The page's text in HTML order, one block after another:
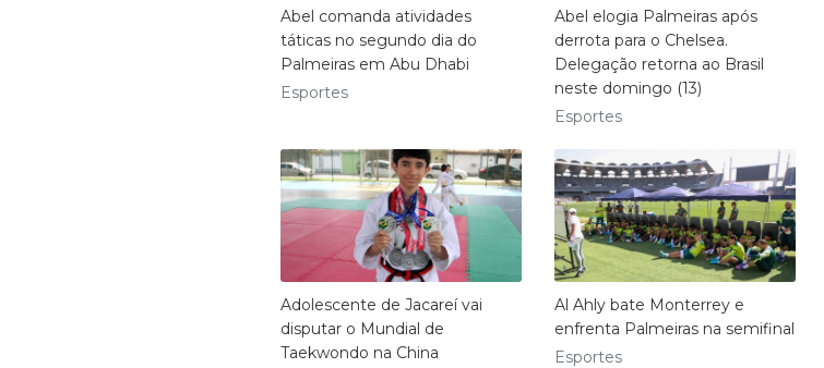
Abel comanda atividades
táticas no segundo dia do
Palmeiras em Abu Dhabi
Esportes
Abel elogia Palmeiras após
derrota para o Chelsea.
Delegação retorna ao Brasil
neste domingo (13)
Esportes
Adolescente de Jacareí vai
disputar o Mundial de
Taekwondo na China
Al Ahly bate Monterrey e
enfrenta Palmeiras na semifinal
Esportes